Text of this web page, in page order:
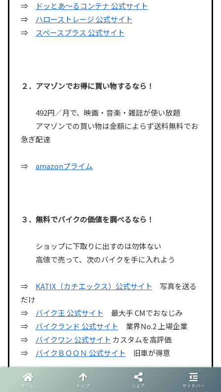
⇒
ドッとあ〜るコンテナ 公式サイト
⇒ ハローストレージ 公式サイト
⇒
スペースプラス 公式サイト
２．アマゾンでお得に買い物するなら！
492円／月で、映画・音楽・雑誌が使い放題
アマゾンでの買い物は金額によらず送料無料でお
急ぎ配達
⇒ amazonプライム
３．無料でバイクの価値を調べるなら！
ショップに下取りに出すのは勿体ない
高値で売って、次のバイクを手に入れよう
⇒ KATIX（カチエックス）公式サイト 写真を送る
だけ
⇒ バイク王 公式サイト 最大手 CMでおなじみ
⇒ バイクランド 公式サイト 業界No.2 上場企業
⇒ バイクワン 公式サイト カスタムを高評価
⇒ バイクＢＯＯＮ 公式サイト 旧車が得意
⇒
バイク用品買取店グッドエンド 公式サイト
ホーム トップ シェア サイドバー